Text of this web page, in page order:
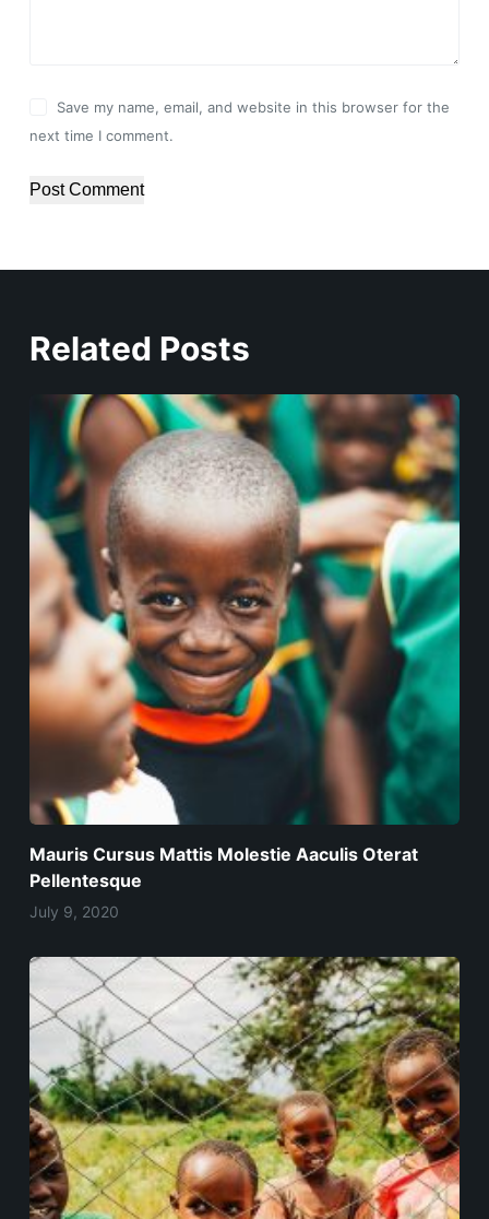
Save my name, email, and website in this browser for the
next time I comment.
Post Comment
Related Posts
Mauris Cursus Mattis Molestie Aaculis Oterat
Pellentesque
July 9, 2020